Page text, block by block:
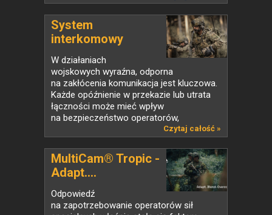
System
interkomowy
INVISIO...
W działaniach
wojskowych wyraźna, odporna
na zakłócenia komunikacja jest kluczowa.
Każde opóźnienie w przekazie lub utrata
łączności może mieć wpływ
na bezpieczeństwo operatorów,
Czytaj całość »
MultiCam® Tropic -
Adapt....
Odpowiedź
na zapotrzebowanie operatorów sił